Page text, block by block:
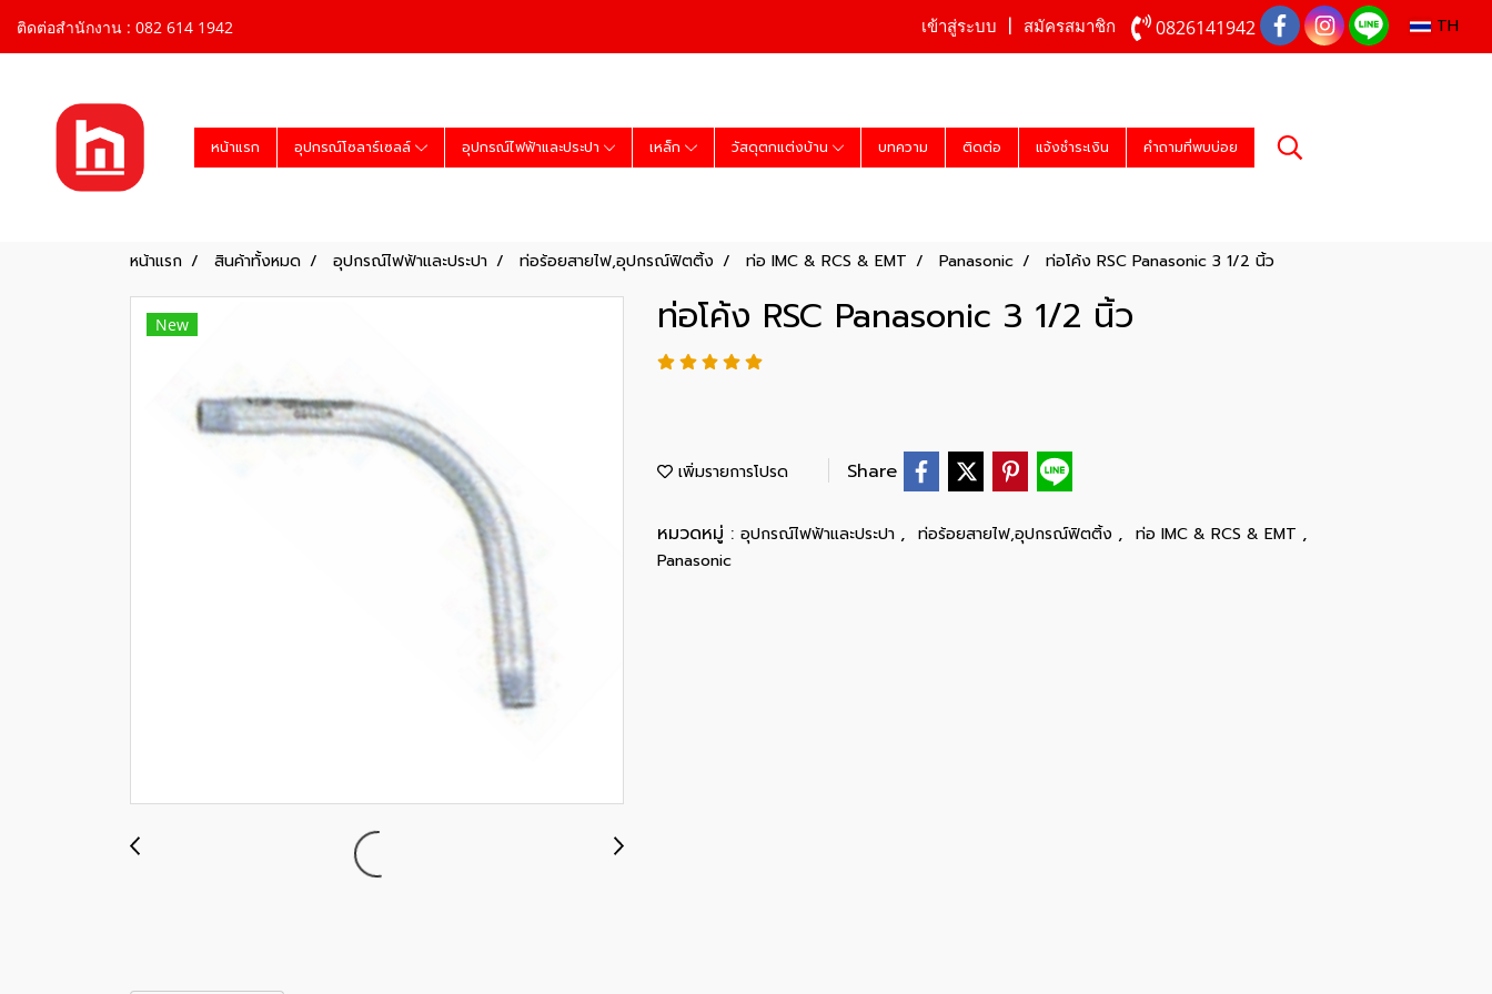
ติดต่อสำนักงาน : 082 614 1942 เข้าสู่ระบบ สมัครสมาชิก 0826141942 TH
หน้าแรก อุปกรณ์โซลาร์เซลล์ อุปกรณ์ไฟฟ้าและประปา เหล็ก วัสดุตกแต่งบ้าน บทความ ติดต่อ แจ้งชำระเงิน คำถามที่พบบ่อย
หน้าแรก สินค้าทั้งหมด อุปกรณ์ไฟฟ้าและประปา ท่อร้อยสายไฟ,อุปกรณ์ฟิตติ้ง ท่อ IMC & RCS & EMT Panasonic ท่อโค้ง RSC Panasonic 3 1/2 นิ้ว
New ท่อโค้ง RSC Panasonic 3 1/2 นิ้ว
เพิ่มรายการโปรด Share
หมวดหมู่ : อุปกรณ์ไฟฟ้าและประปา , ท่อร้อยสายไฟ,อุปกรณ์ฟิตติ้ง , ท่อ IMC & RCS & EMT ,
Panasonic